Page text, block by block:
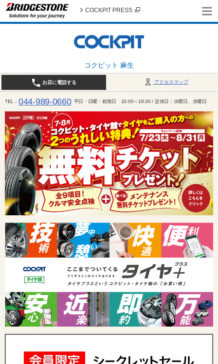
コクピット 麻生
COCKPIT PRESS
アクセスマップ
お店に電話する
TEL 044-989-0660 平日・日曜・祝祭日 10:00～18:30 / 定休日：火曜日、水曜日